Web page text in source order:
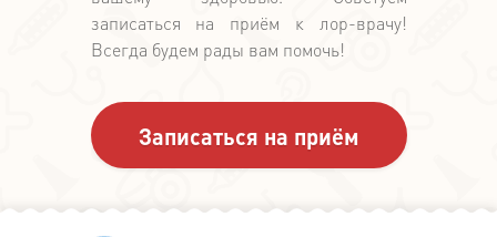
записаться на приём к лор-врачу!
Всегда будем рады вам помочь!
Записаться на приём